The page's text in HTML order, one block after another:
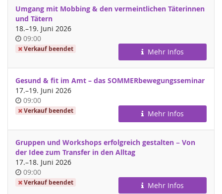
Umgang mit Mobbing & den vermeintlichen Täterinnen
und Tätern
18.–bis
19. Juni 2026
Uhrzeit
09:00
Verkauf beendet Mehr Infos
Gesund & fit im Amt – das SOMMERbewegungsseminar
17.–bis
19. Juni 2026
Uhrzeit
09:00
Verkauf beendet Mehr Infos
Gruppen und Workshops erfolgreich gestalten − Von
der Idee zum Transfer in den Alltag
17.–bis
18. Juni 2026
Uhrzeit
09:00
Verkauf beendet Mehr Infos